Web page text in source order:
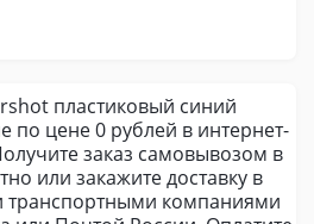
пластиковый синий
по цене 0 рублей в интернет-
заказ самовывозом в
или закажите доставку в
транспортными компаниями